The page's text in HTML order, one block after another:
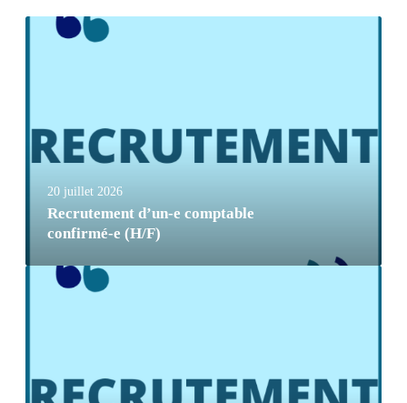
20 juillet 2026
Recrutement d’un-e comptable
confirmé-e (H/F)